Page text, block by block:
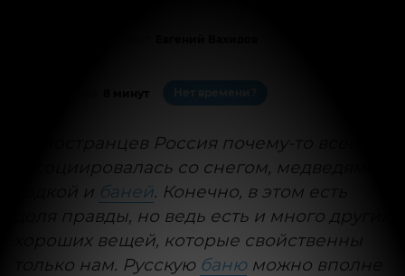
У иностранцев Россия почему-то всегда
ассоциировалась со снегом, медведями,
водкой и баней. Конечно, в этом есть
доля правды, но ведь есть и много других
хороших вещей, которые свойственны
только нам. Русскую банюможно вполне